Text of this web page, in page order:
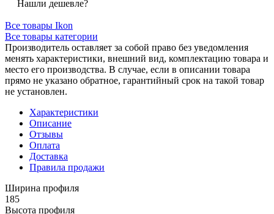
Нашли дешевле?
Все товары Ikon
Все товары категории
Производитель оставляет за собой право без уведомления
менять характеристики, внешний вид, комплектацию товара и
место его производства. В случае, если в описании товара
прямо не указано обратное, гарантийный срок на такой товар
не установлен.
Характеристики
Описание
Отзывы
Оплата
Доставка
Правила продажи
Ширина профиля
185
Высота профиля